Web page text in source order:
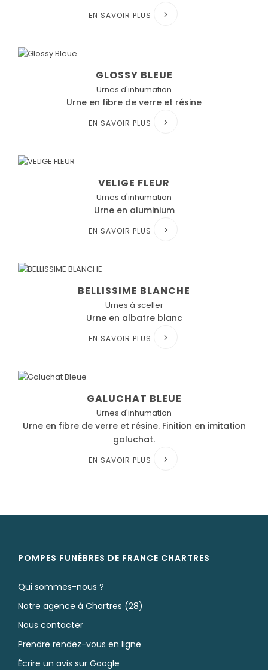
EN SAVOIR PLUS
GLOSSY BLEUE
Urnes d'inhumation
Urne en fibre de verre et résine
EN SAVOIR PLUS
VELIGE FLEUR
Urnes d'inhumation
Urne en aluminium
EN SAVOIR PLUS
BELLISSIME BLANCHE
Urnes à sceller
Urne en albatre blanc
EN SAVOIR PLUS
GALUCHAT BLEUE
Urnes d'inhumation
Urne en fibre de verre et résine. Finition en imitation
galuchat.
EN SAVOIR PLUS
POMPES FUNÈBRES DE FRANCE CHARTRES
Qui sommes-nous ?
Notre agence à Chartres (28)
Nous contacter
Prendre rendez-vous en ligne
Écrire un avis sur Google